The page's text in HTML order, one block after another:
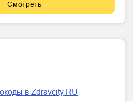
Смотреть